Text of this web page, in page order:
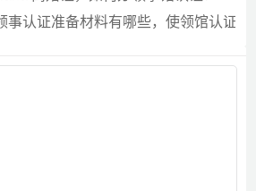
事认证准备材料有哪些，使领馆认证